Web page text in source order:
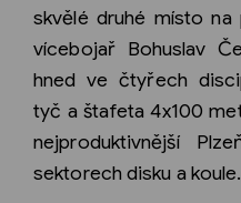
skvělé druhé místo na
vícebojař Bohuslav
hned ve čtyřech
tyč a štafeta 4x100
nejproduktivnější
sektorech disku a koule.